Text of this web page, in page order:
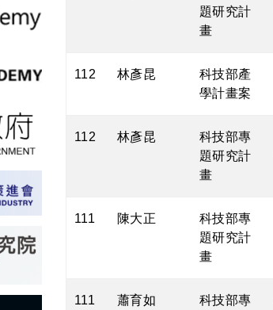
題研究計
畫
112 林彥昆
科技部產
學計畫案
112 林彥昆
科技部專
題研究計
畫
111 陳大正
科技部專
題研究計
畫
111 蕭育如
科技部專